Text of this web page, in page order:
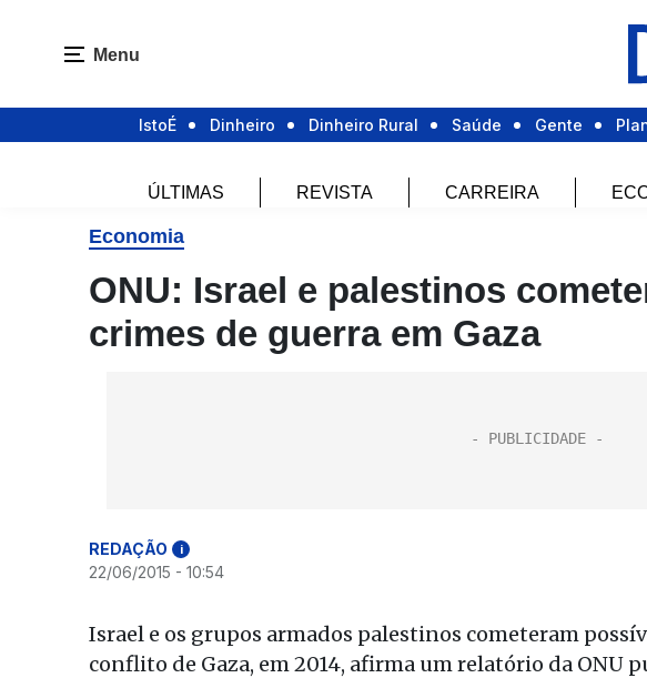
Menu
IstoÉ Dinheiro Dinheiro Rural Saúde Gente
ÚLTIMAS REVISTA CARREIRA
Economia
ONU: Israel e palestinos
crimes de guerra em Gaza
REDAÇÃO i
22/06/2015 - 10:54
Israel e os grupos armados palestinos cometeram
conflito de Gaza, em 2014, afirma um relatório da ONU